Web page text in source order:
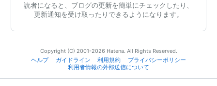
読者になると、ブログの更新を簡単にチェックしたり、
更新通知を受け取ったりできるようになります。
Copyright (C) 2001-2026 Hatena. All Rights Reserved.
ヘルプ
ガイドライン 利用規約
プライバシーポリシー
利用者情報の外部送信について